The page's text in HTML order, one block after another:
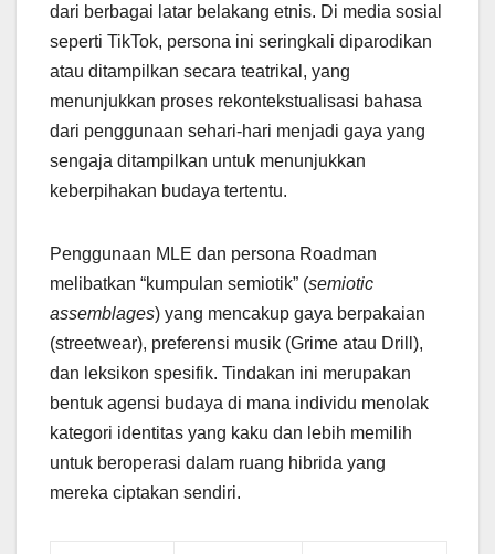
dari berbagai latar belakang etnis. Di media sosial
seperti TikTok, persona ini seringkali diparodikan
atau ditampilkan secara teatrikal, yang
menunjukkan proses rekontekstualisasi bahasa
dari penggunaan sehari-hari menjadi gaya yang
sengaja ditampilkan untuk menunjukkan
keberpihakan budaya tertentu.
Penggunaan MLE dan persona Roadman
melibatkan “kumpulan semiotik” (semiotic
assemblages) yang mencakup gaya berpakaian
(streetwear), preferensi musik (Grime atau Drill),
dan leksikon spesifik. Tindakan ini merupakan
bentuk agensi budaya di mana individu menolak
kategori identitas yang kaku dan lebih memilih
untuk beroperasi dalam ruang hibrida yang
mereka ciptakan sendiri.